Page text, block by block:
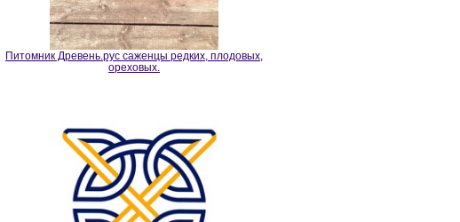
Питомник Древень.рус саженцы редких, плодовых,
ореховых.